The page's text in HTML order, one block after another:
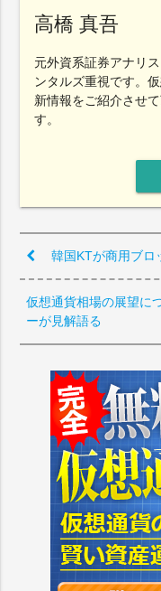
高橋 真吾
元外資系証券アナリ
ンタルズ重視です。
新情報をご紹介させ
す。
韓国KTが商用ブロ
仮想通貨相場の展望に
ーが見解語る